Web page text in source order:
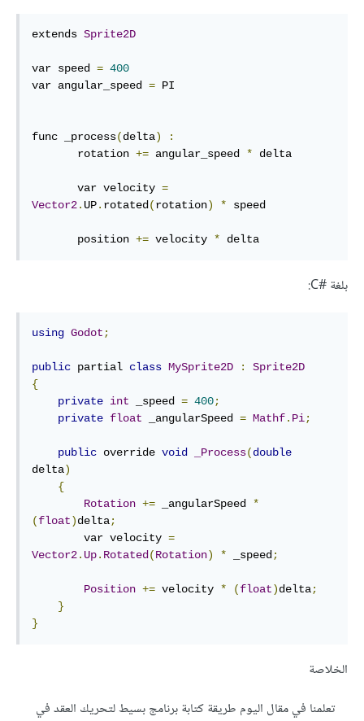
extends Sprite2D
var speed = 400
var angular_speed = PI
func _process(delta)
:
       rotation
+= angular_speed * delta
       var velocity
=
Vector2. UP. rotated(rotation) * speed
       position
+= velocity * delta
بلغة C#‎:
using Godot ;
public partial class MySprite2D :
Sprite2D
{
private int _speed = 400;
private float _angularSpeed = Mathf. Pi;
public override void _Process(double
delta)
{
Rotation += _angularSpeed *
(float)delta;
        var velocity
=
Vector2. Up. Rotated(Rotation) * _speed;
Position += velocity * (float)delta;
}
}
الخلاصة
تعلمنا في مقال اليوم طريقة كتابة برنامج بسيط لتحريك العقد في